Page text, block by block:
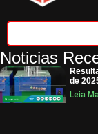
Noticias
de
Leia